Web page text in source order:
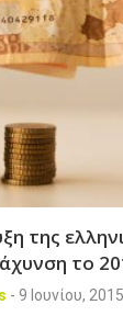
της
το
- 9 Ιουνίου, 2015